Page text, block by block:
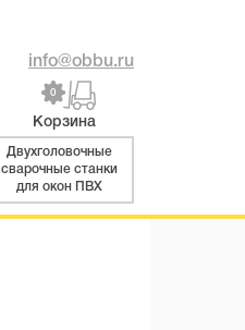
info@obbu.ru
0
Корзина
Двухголовочные
сварочные станки
для окон ПВХ